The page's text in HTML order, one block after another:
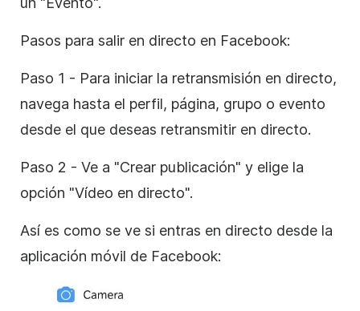
Pasos para salir en directo en Facebook:
Paso 1 - Para iniciar la retransmisión en directo,
navega hasta el perfil, página, grupo o evento
desde el que deseas retransmitir en directo.
Paso 2 - Ve a "Crear publicación" y elige la
opción "Vídeo en directo".
Así es como se ve si entras en directo desde la
aplicación móvil de Facebook: